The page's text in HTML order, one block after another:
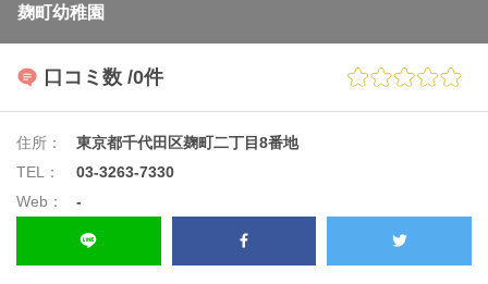
麹町幼稚園
口コミ数 /0件
住所：
東京都千代田区麹町二丁目8番地
TEL：
03-3263-7330
Web：
-